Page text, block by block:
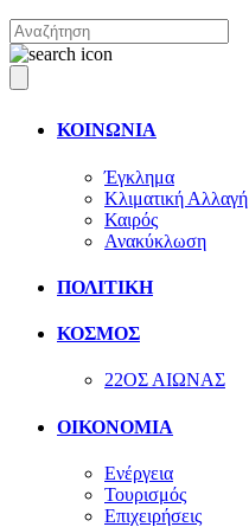
ΚΟΙΝΩΝΙΑ
Έγκλημα
Κλιματική Αλλαγή
Καιρός
Ανακύκλωση
ΠΟΛΙΤΙΚΗ
ΚΟΣΜΟΣ
22ΟΣ ΑΙΩΝΑΣ
ΟΙΚΟΝΟΜΙΑ
Ενέργεια
Τουρισμός
Επιχειρήσεις